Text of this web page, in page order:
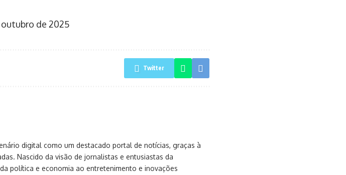
outubro de 2025
Twitter
digital como um destacado portal de notícias, graças à
Nascido da visão de jornalistas e entusiastas da
política e economia ao entretenimento e inovações